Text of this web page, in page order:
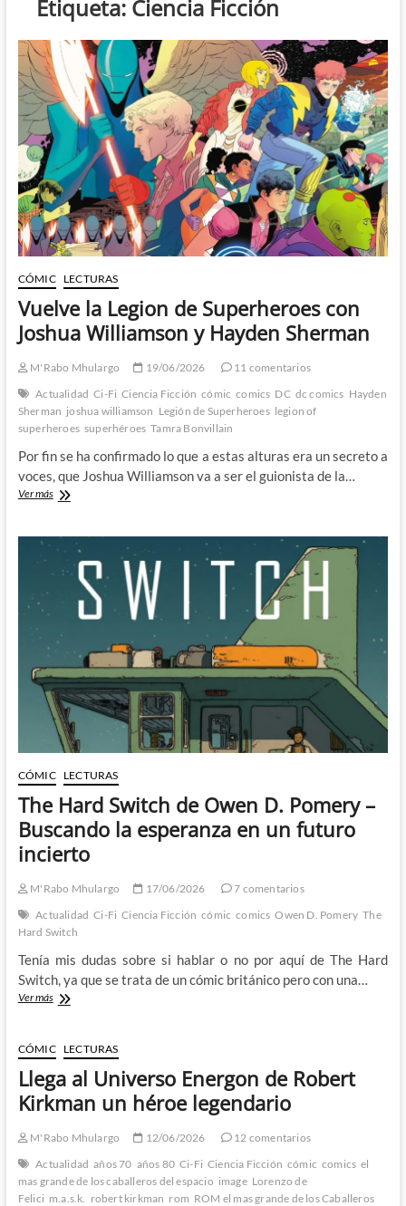
Etiqueta: Ciencia Ficción
CÓMIC LECTURAS
Vuelve la Legion de Superheroes con
Joshua Williamson y Hayden Sherman
M'Rabo Mhulargo 19/06/2026
11 comentarios
Actualidad Ci-Fi Ciencia Ficción cómic comics DC dc comics Hayden
Sherman joshua williamson Legión de Superheroes legion of
superheroes superhéroes Tamra Bonvillain
Por fin se ha confirmado lo que a estas alturas era un secreto a
voces, que Joshua Williamson va a ser el guionista de la…
Ver másVuelve
de
Superheroes
con
Hayden
Sherman
CÓMIC LECTURAS
The Hard Switch de Owen D. Pomery –
Buscando la esperanza en un futuro
incierto
M'Rabo Mhulargo 17/06/2026
7 comentarios
Actualidad Ci-Fi Ciencia Ficción cómic comics Owen D. Pomery The
Hard Switch
Tenía mis dudas sobre si hablar o no por aquí de The Hard
Switch, ya que se trata de un cómic británico pero con una…
Ver másThe
de
Owen
D.
Pomery
–
la
esperanza
CÓMIC LECTURAS
Llega al Universo Energon de Robert
Kirkman un héroe legendario
M'Rabo Mhulargo 12/06/2026
12 comentarios
Actualidad años 70 años 80 Ci-Fi Ciencia Ficción cómic comics el
mas grande de los caballeros del espacio image Lorenzo de
Felici m.a.s.k. robert kirkman rom ROM el mas grande de los Caballeros